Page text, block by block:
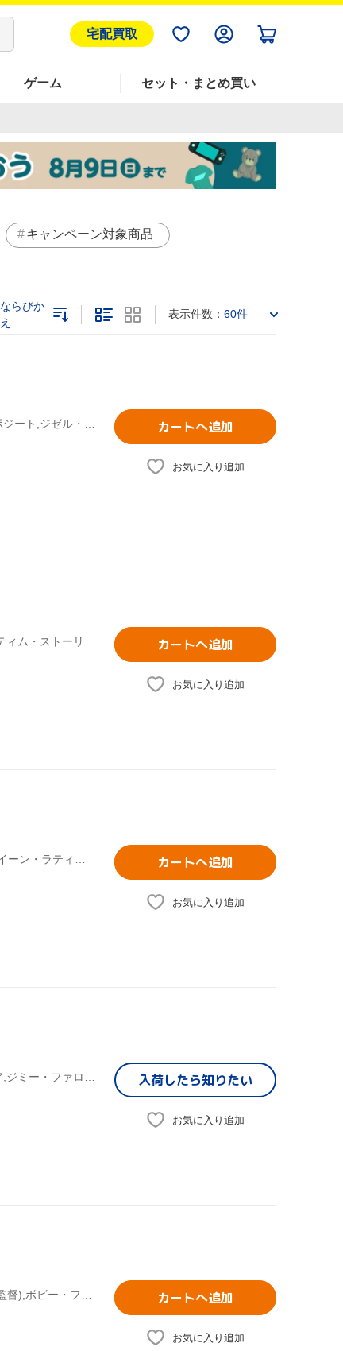
宅配買取
ゲーム セット・まとめ買い
キャンペーン対象商品
ならびか
え
表示件数： 60件
カートへ追加
お気に入り追加
カートへ追加
お気に入り追加
カートへ追加
お気に入り追加
入荷したら知りたい
お気に入り追加
カートへ追加
お気に入り追加